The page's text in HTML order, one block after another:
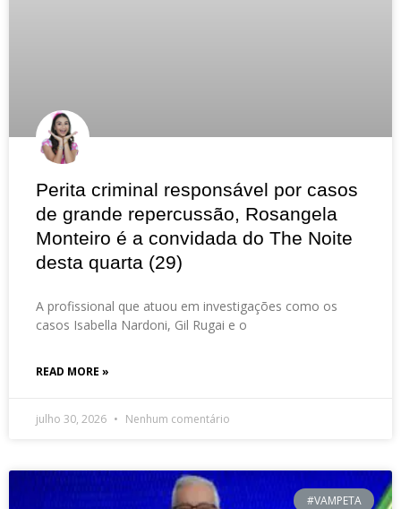
Perita criminal responsável por casos
de grande repercussão, Rosangela
Monteiro é a convidada do The Noite
desta quarta (29)
A profissional que atuou em investigações como os
casos Isabella Nardoni, Gil Rugai e o
READ MORE »
julho 30, 2026 Nenhum comentário
#VAMPETA